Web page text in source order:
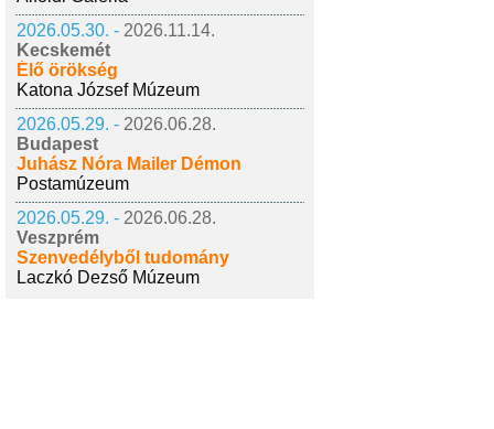
2026.05.30. - 2026.11.14.
Kecskemét
Élő örökség
Katona József Múzeum
2026.05.29. - 2026.06.28.
Budapest
Juhász Nóra Mailer Démon
Postamúzeum
2026.05.29. - 2026.06.28.
Veszprém
Szenvedélyből tudomány
Laczkó Dezső Múzeum